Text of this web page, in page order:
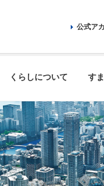
くらしについて す
公式ア